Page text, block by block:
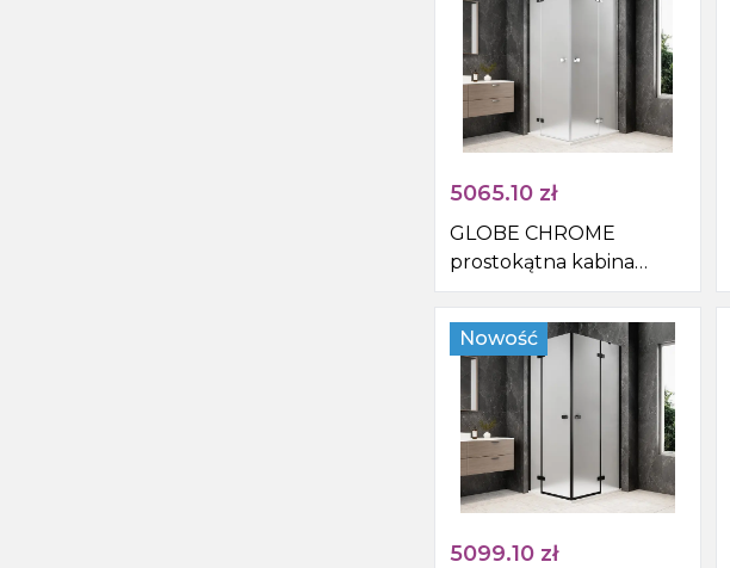
5065.10 zł
GLOBE CHROME
prostokątna kabina
prysznicowa
1100x1000mm, wejście z
rogu, szkło matowe
Nowość
5099.10 zł